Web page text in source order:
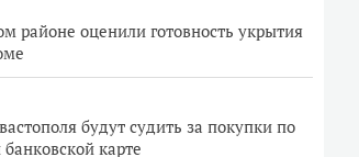
районе оценили готовность укрытия
будут судить за покупки по
карте